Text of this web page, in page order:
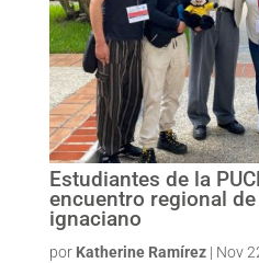
Estudiantes de la
encuentro regional
ignaciano
por Katherine Ramírez| Nov